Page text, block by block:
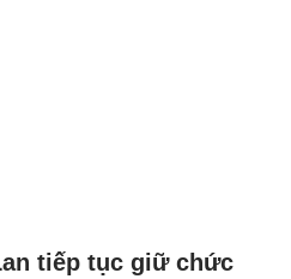
tiếp tục giữ chức